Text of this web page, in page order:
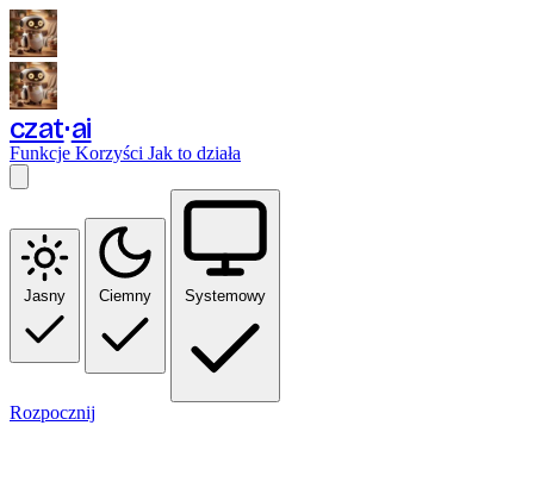
czat ai
Funkcje Korzyści Jak to działa
Jasny Ciemny Systemowy
Rozpocznij